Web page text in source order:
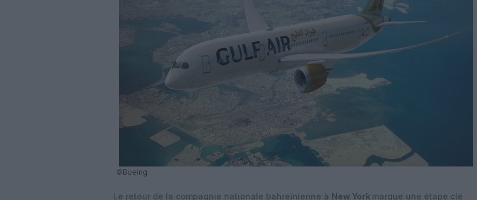
©Boeing
Le retour de la compagnie nationale bahreïnienne à New York marque une étape clé